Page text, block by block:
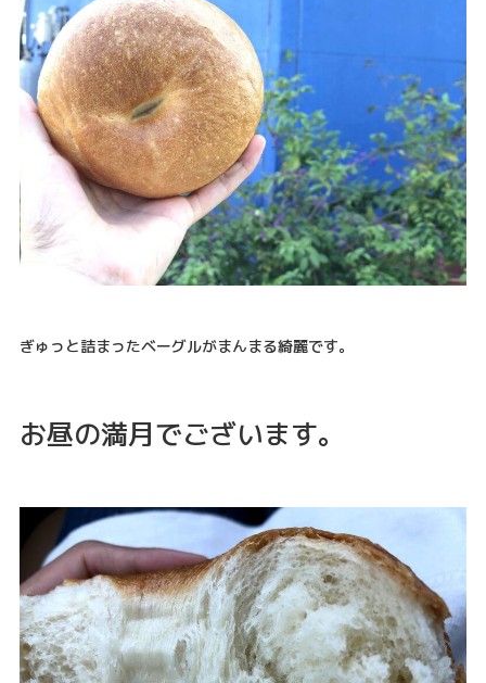
ぎゅっと詰まったベーグルがまんまる綺麗です。
お昼の満月でございます。